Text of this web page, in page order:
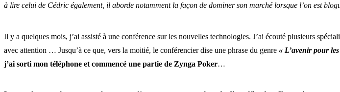
à lire celui de Cédric également, il aborde notamment la façon de dominer son marché lorsque l’on est
Il y a quelques mois, j’ai assisté à une conférence sur les nouvelles technologies. J’ai écouté plusieurs
avec attention … Jusqu’à ce que, vers la moitié, le conférencier dise une phrase du genre « L’avenir pour
j’ai sorti mon téléphone et commencé une partie de Zynga Poker…